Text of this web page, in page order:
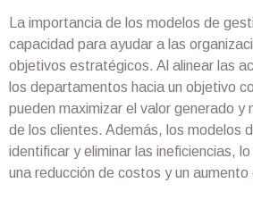
La importancia de los modelos de
capacidad para ayudar a las
objetivos estratégicos. Al alinear las
los departamentos hacia un objetivo
pueden maximizar el valor generado y
de los clientes. Además, los modelos
identificar y eliminar las ineficiencias,
una reducción de costos y un